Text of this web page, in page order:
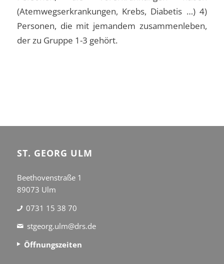
(Atemwegserkrankungen, Krebs, Diabetis …) 4)
Personen, die mit jemandem zusammenleben,
der zu Gruppe 1-3 gehört.
ST. GEORG ULM
Beethovenstraße 1
89073 Ulm
0731 15 38 70
stgeorg.ulm@drs.de
Öffnungszeiten